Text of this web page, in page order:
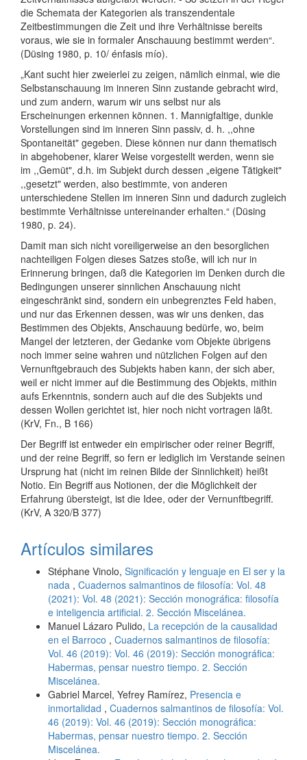
die Schemata der Kategorien als transzendentale
Zeitbestimmungen die Zeit und ihre Verhältnisse bereits
voraus, wie sie in formaler Anschauung bestimmt werden“.
(Düsing 1980, p. 10/ énfasis mío).
„Kant sucht hier zweierlei zu zeigen, nämlich einmal, wie die
Selbstanschauung im inneren Sinn zustande gebracht wird,
und zum andern, warum wir uns selbst nur als
Erscheinungen erkennen können. 1. Mannigfaltige, dunkle
Vorstellungen sind im inneren Sinn passiv, d. h. ,,ohne
Spontaneität" gegeben. Diese können nur dann thematisch
in abgehobener, klarer Weise vorgestellt werden, wenn sie
im ,,Gemüt", d.h. im Subjekt durch dessen „eigene Tätigkeit"
,,gesetzt" werden, also bestimmte, von anderen
unterschiedene Stellen im inneren Sinn und dadurch zugleich
bestimmte Verhältnisse untereinander erhalten.“ (Düsing
1980, p. 24).
Damit man sich nicht voreiligerweise an den besorglichen
nachteiligen Folgen dieses Satzes stoße, will ich nur in
Erinnerung bringen, daß die Kategorien im Denken durch die
Bedingungen unserer sinnlichen Anschauung nicht
eingeschränkt sind, sondern ein unbegrenztes Feld haben,
und nur das Erkennen dessen, was wir uns denken, das
Bestimmen des Objekts, Anschauung bedürfe, wo, beim
Mangel der letzteren, der Gedanke vom Objekte übrigens
noch immer seine wahren und nützlichen Folgen auf den
Vernunftgebrauch des Subjekts haben kann, der sich aber,
weil er nicht immer auf die Bestimmung des Objekts, mithin
aufs Erkenntnis, sondern auch auf die des Subjekts und
dessen Wollen gerichtet ist, hier noch nicht vortragen läßt.
(KrV, Fn., B 166)
Der Begriff ist entweder ein empirischer oder reiner Begriff,
und der reine Begriff, so fern er lediglich im Verstande seinen
Ursprung hat (nicht im reinen Bilde der Sinnlichkeit) heißt
Notio. Ein Begriff aus Notionen, der die Möglichkeit der
Erfahrung übersteigt, ist die Idee, oder der Vernunftbegriff.
(KrV, A 320/B 377)
Artículos similares
Stéphane Vinolo, Significación y lenguaje en El ser y la
nada , Cuadernos salmantinos de filosofía: Vol. 48
(2021): Vol. 48 (2021): Sección monográfica: filosofía
e inteligencia artificial. 2. Sección Miscelánea.
Manuel Lázaro Pulido, La recepción de la causalidad
en el Barroco , Cuadernos salmantinos de filosofía:
Vol. 46 (2019): Vol. 46 (2019): Sección monográfica:
Habermas, pensar nuestro tiempo. 2. Sección
Miscelánea.
Gabriel Marcel, Yefrey Ramírez, Presencia e
inmortalidad , Cuadernos salmantinos de filosofía: Vol.
46 (2019): Vol. 46 (2019): Sección monográfica:
Habermas, pensar nuestro tiempo. 2. Sección
Miscelánea.